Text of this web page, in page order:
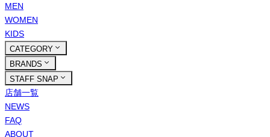
MEN
WOMEN
KIDS
CATEGORY
BRANDS
STAFF SNAP
店舗一覧
NEWS
FAQ
ABOUT